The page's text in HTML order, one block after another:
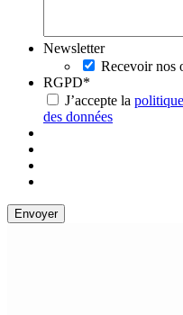
Newsletter
Recevoir nos
RGPD*
J’accepte la
des données